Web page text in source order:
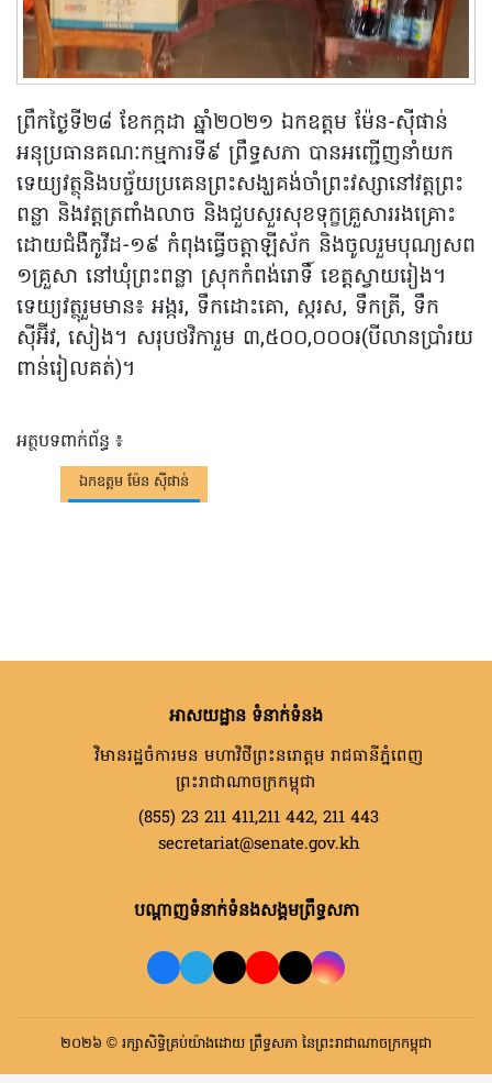
ព្រឹកថ្ងៃទី២៨ ខែកក្កដា ឆ្នាំ២០២១ ឯកឧត្តម ម៉ែន-ស៊ីផាន់
អនុប្រធានគណៈកម្មការទី៩ ព្រឹទ្ធសភា បានអញ្ជើញនាំយក
ទេយ្យវត្ថុនិងបច្ច័យប្រគេនព្រះសង្ឃគង់ចាំព្រះវស្សានៅវត្តព្រះ
ពន្លា និងវត្តត្រពាំងលាច និងជួបសួរសុខទុក្ខគ្រួសាររងគ្រោះ
ដោយជំងឺកូវីដ-១៩ កំពុងធ្វើចត្តាឡីស័ក និងចូលរួមបុណ្យសព
១គ្រួសា នៅឃុំព្រះពន្លា ស្រុកកំពង់រោទិ៍ ខេត្តស្វាយរៀង។
ទេយ្យវត្ថុរួមមាន៖ អង្ករ, ទឹកដោះគោ, ស្ករស, ទឹកត្រី, ទឹក
ស៊ីអ៊ីវ, សៀង។ សរុបថវិការួម ៣,៥០០,០០០៛(បីលានប្រាំរយ
ពាន់រៀលគត់)។
អត្ថបទពាក់ព័ន្ធ ៖
ឯកឧត្តម ម៉ែន ស៊ីផាន់
អាសយដ្ឋាន ទំនាក់ទំនង
វិមានរដ្ឋចំការមន មហាវិថីព្រះនរោត្តម រាជធានីភ្នំពេញ
ព្រះរាជាណាចក្រកម្ពុជា
(855) 23 211 411,211 442, 211 443
secretariat@senate.gov.kh
បណ្តាញទំនាក់ទំនងសង្គមព្រឹទ្ធសភា
២០២៦ © រក្សាសិទ្ធិគ្រប់យ៉ាងដោយ ព្រឹទ្ធសភា នៃព្រះរាជាណាចក្រកម្ពុជា